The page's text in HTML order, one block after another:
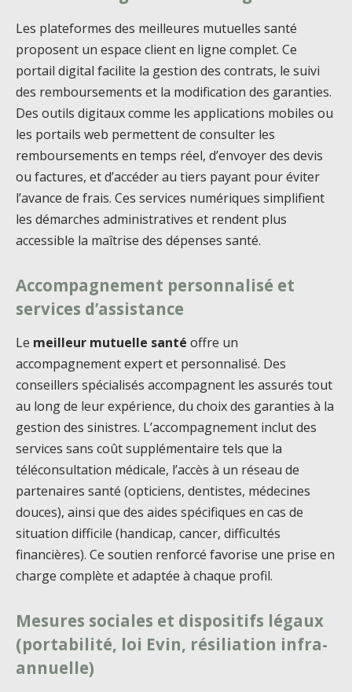
Les plateformes des meilleures mutuelles santé
proposent un espace client en ligne complet. Ce
portail digital facilite la gestion des contrats, le suivi
des remboursements et la modification des garanties.
Des outils digitaux comme les applications mobiles ou
les portails web permettent de consulter les
remboursements en temps réel, d’envoyer des devis
ou factures, et d’accéder au tiers payant pour éviter
l’avance de frais. Ces services numériques simplifient
les démarches administratives et rendent plus
accessible la maîtrise des dépenses santé.
Accompagnement personnalisé et
services d’assistance
Le meilleur mutuelle santé offre un
accompagnement expert et personnalisé. Des
conseillers spécialisés accompagnent les assurés tout
au long de leur expérience, du choix des garanties à la
gestion des sinistres. L’accompagnement inclut des
services sans coût supplémentaire tels que la
téléconsultation médicale, l’accès à un réseau de
partenaires santé (opticiens, dentistes, médecines
douces), ainsi que des aides spécifiques en cas de
situation difficile (handicap, cancer, difficultés
financières). Ce soutien renforcé favorise une prise en
charge complète et adaptée à chaque profil.
Mesures sociales et dispositifs légaux
(portabilité, loi Evin, résiliation infra-
annuelle)